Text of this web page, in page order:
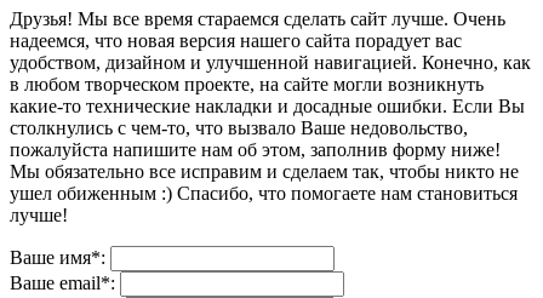
Друзья! Мы все время стараемся сделать сайт лучше. Очень
надеемся, что новая версия нашего сайта порадует вас
удобством, дизайном и улучшенной навигацией. Конечно, как
в любом творческом проекте, на сайте могли возникнуть
какие-то технические накладки и досадные ошибки. Если Вы
столкнулись с чем-то, что вызвало Ваше недовольство,
пожалуйста напишите нам об этом, заполнив форму ниже!
Мы обязательно все исправим и сделаем так, чтобы никто не
ушел обиженным :) Спасибо, что помогаете нам становиться
лучше!
Ваше имя*:
Ваше email*: